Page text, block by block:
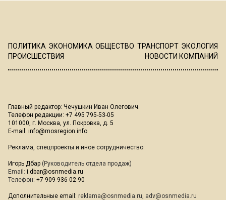
ПОЛИТИКА ЭКОНОМИКА ОБЩЕСТВО ТРАНСПОРТ ЭКОЛОГИЯ
ПРОИСШЕСТВИЯ
НОВОСТИ КОМПАНИЙ
Главный редактор: Чечушкин Иван Олегович.
Телефон редакции: +7 495 795-53-05
101000, г. Москва, ул. Покровка, д. 5
E-mail: info@mosregion.info
Реклама, спецпроекты и иное сотрудничество:
Игорь Дбар (Руководитель отдела продаж)
Email: i.dbar@osnmedia.ru
Телефон: +7 909 936-02-90
Дополнительные email: reklama@osnmedia.ru, adv@osnmedia.ru